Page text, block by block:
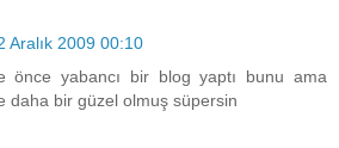
Aralık 2009 00:10
önce yabancı bir blog yaptı bunu ama
daha bir güzel olmuş süpersin